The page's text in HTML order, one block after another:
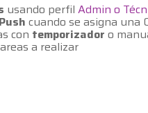
usando perfil Admin o
cuando se asigna una
con temporizador o
a realizar